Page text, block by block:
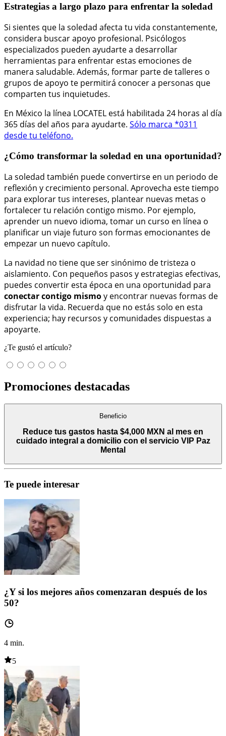
Estrategias a largo plazo para enfrentar la soledad
Si sientes que la soledad afecta tu vida constantemente,
considera buscar apoyo profesional. Psicólogos
especializados pueden ayudarte a desarrollar
herramientas para enfrentar estas emociones de
manera saludable. Además, formar parte de talleres o
grupos de apoyo te permitirá conocer a personas que
comparten tus inquietudes.
En México la línea LOCATEL está habilitada 24 horas al día
365 días del años para ayudarte. Sólo marca *0311
desde tu teléfono.
¿Cómo transformar la soledad en una oportunidad?
La soledad también puede convertirse en un periodo de
reflexión y crecimiento personal. Aprovecha este tiempo
para explorar tus intereses, plantear nuevas metas o
fortalecer tu relación contigo mismo. Por ejemplo,
aprender un nuevo idioma, tomar un curso en línea o
planificar un viaje futuro son formas emocionantes de
empezar un nuevo capítulo.
La navidad no tiene que ser sinónimo de tristeza o
aislamiento. Con pequeños pasos y estrategias efectivas,
puedes convertir esta época en una oportunidad para
conectar contigo mismoy encontrar nuevas formas de
disfrutar la vida. Recuerda que no estás solo en esta
experiencia; hay recursos y comunidades dispuestas a
apoyarte.
¿Te gustó el artículo?
Promociones destacadas
Beneficio
Reduce tus gastos hasta $4,000 MXN al mes en
cuidado integral a domicilio con el servicio VIP Paz
Mental
Te puede interesar
¿Y si los mejores años comenzaran después de los
50?
4 min.
5